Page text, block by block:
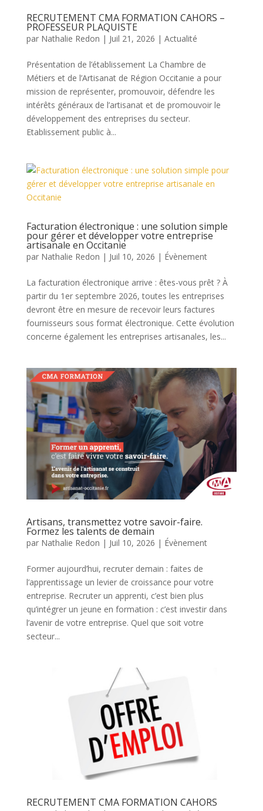
RECRUTEMENT CMA FORMATION CAHORS –
PROFESSEUR PLAQUISTE
par Nathalie Redon | Juil 21, 2026 | Actualité
Présentation de l’établissement La Chambre de
Métiers et de l’Artisanat de Région Occitanie a pour
mission de représenter, promouvoir, défendre les
intérêts généraux de l’artisanat et de promouvoir le
développement des entreprises du secteur.
Etablissement public à...
Facturation électronique : une solution simple
pour gérer et développer votre entreprise
artisanale en Occitanie
par Nathalie Redon | Juil 10, 2026 | Évènement
La facturation électronique arrive : êtes-vous prêt ? À
partir du 1er septembre 2026, toutes les entreprises
devront être en mesure de recevoir leurs factures
fournisseurs sous format électronique. Cette évolution
concerne également les entreprises artisanales, les...
Artisans, transmettez votre savoir-faire.
Formez les talents de demain
par Nathalie Redon | Juil 10, 2026 | Évènement
Former aujourd’hui, recruter demain : faites de
l’apprentissage un levier de croissance pour votre
entreprise. Recruter un apprenti, c’est bien plus
qu’intégrer un jeune en formation : c’est investir dans
l’avenir de votre entreprise. Quel que soit votre
secteur...
RECRUTEMENT CMA FORMATION CAHORS